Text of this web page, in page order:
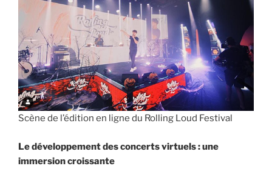
Scène de l’édition en ligne du Rolling Loud Festival
Le développement des concerts virtuels : une
immersion croissante